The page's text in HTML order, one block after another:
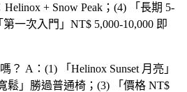
Helinox + Snow Peak；(4) 「 長期 5-
第一次入門 」NT$ 5,000-10,000 即
？ A：(1) 「 Helinox Sunset 月亮 」
鬆 」勝過普通椅；(3) 「 價格 NT$